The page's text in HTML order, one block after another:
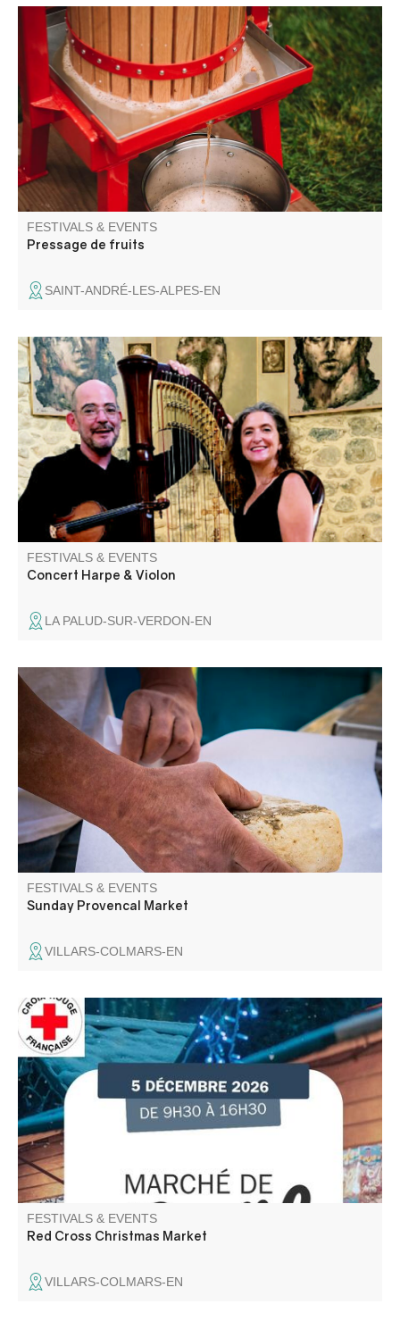
Pressage de fruits locaux récoltés par les particuliers.
FESTIVALS & EVENTS
Pressage de fruits
SAINT-ANDRÉ-LES-ALPES-EN
Concert avec Magali Pyka de Coster pour la Harpe et
Nicolas Delclaud au Violon, proposant de grands airs
classiques et des musiques de films.
FESTIVALS & EVENTS
Concert Harpe & Violon
LA PALUD-SUR-VERDON-EN
Come and stroll through the small Sunday market in
Villars-Colmars! Relaxing atmosphere, local products.
FESTIVALS & EVENTS
Sunday Provencal Market
VILLARS-COLMARS-EN
Participez aux actions de la Croix Rouge Française locale
et venez rencontrer l'équipe des bénévoles. De bonnes
affaires sur le marché avant l'arrivée des fêtes.
FESTIVALS & EVENTS
Red Cross Christmas Market
VILLARS-COLMARS-EN